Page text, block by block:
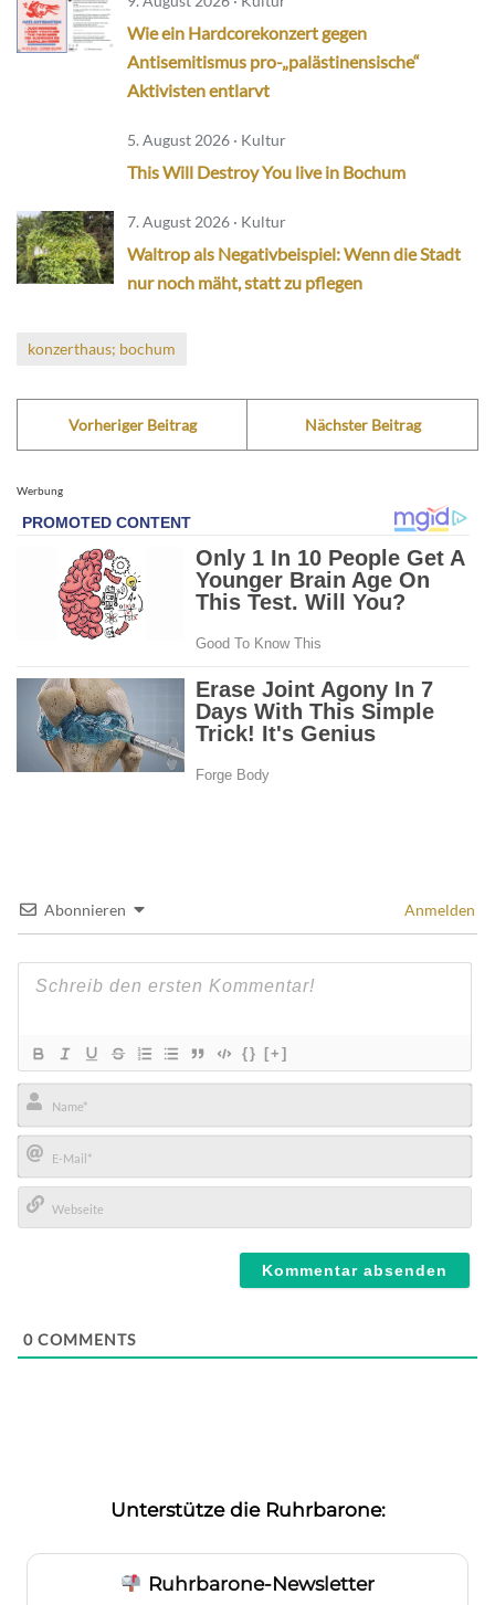
Wie ein Hardcorekonzert gegen
Antisemitismus pro-„palästinensische“
Aktivisten entlarvt
5. August 2026 · Kultur
This Will Destroy You live in Bochum
7. August 2026 · Kultur
Waltrop als Negativbeispiel: Wenn die Stadt
nur noch mäht, statt zu pflegen
konzerthaus; bochum
Vorheriger Beitrag Nächster Beitrag
Werbung
Abonnieren Anmelden
{} [+]
Name*
E-
Mail*
0 COMMENTS
Unterstütze die Ruhrbarone:
Ruhrbarone-Newsletter